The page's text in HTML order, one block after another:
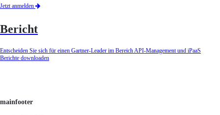
Jetzt anmelden
Bericht
Entscheiden Sie sich für einen Gartner-Leader im Bereich API-Management und iPaaS
Berichte downloaden
mainfooter